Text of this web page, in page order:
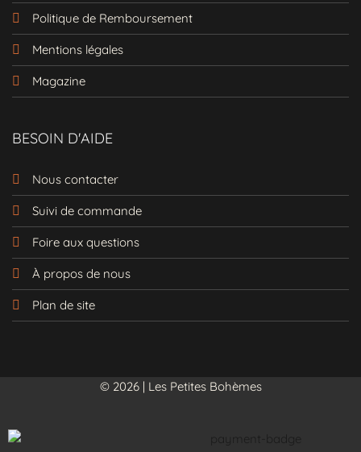
Politique de Remboursement
Mentions légales
Magazine
BESOIN D'AIDE
Nous contacter
Suivi de commande
Foire aux questions
À propos de nous
Plan de site
© 2026 | Les Petites Bohèmes